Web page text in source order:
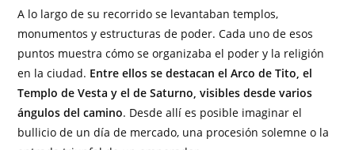
A lo largo de su recorrido se levantaban templos,
monumentos y estructuras de poder. Cada uno de esos
puntos muestra cómo se organizaba el poder y la religión
en la ciudad. Entre ellos se destacan el Arco de Tito, el
Templo de Vesta y el de Saturno, visibles desde varios
ángulos del camino. Desde allí es posible imaginar el
bullicio de un día de mercado, una procesión solemne o la